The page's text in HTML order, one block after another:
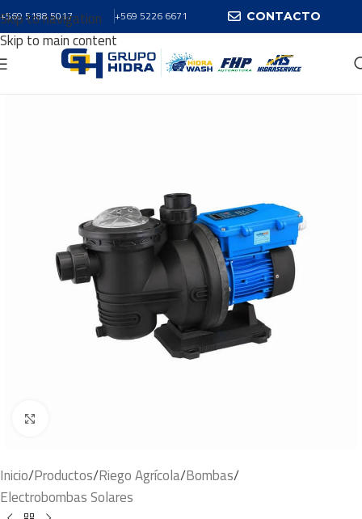
Skip to navigation
Skip to main content
+569 5188 5017 +569 5226 6671 CONTACTO
Inicio/Productos/Riego Agrícola/Bombas/
Electrobombas Solares